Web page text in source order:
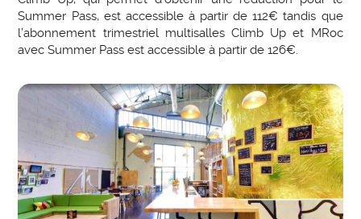
Summer Pass, est accessible à partir de 112€ tandis que
l’abonnement trimestriel multisalles Climb Up et MRoc
avec Summer Pass est accessible à partir de 126€.